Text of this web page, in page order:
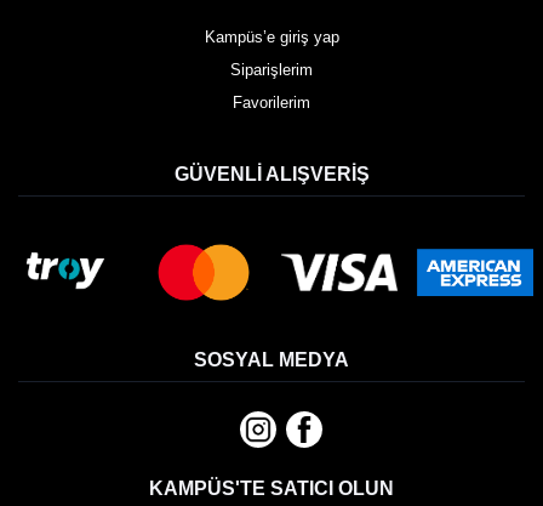
Kampüs’e giriş yap
Siparişlerim
Favorilerim
GÜVENLI ALIŞVERIŞ
SOSYAL MEDYA
KAMPÜS'TE SATICI OLUN